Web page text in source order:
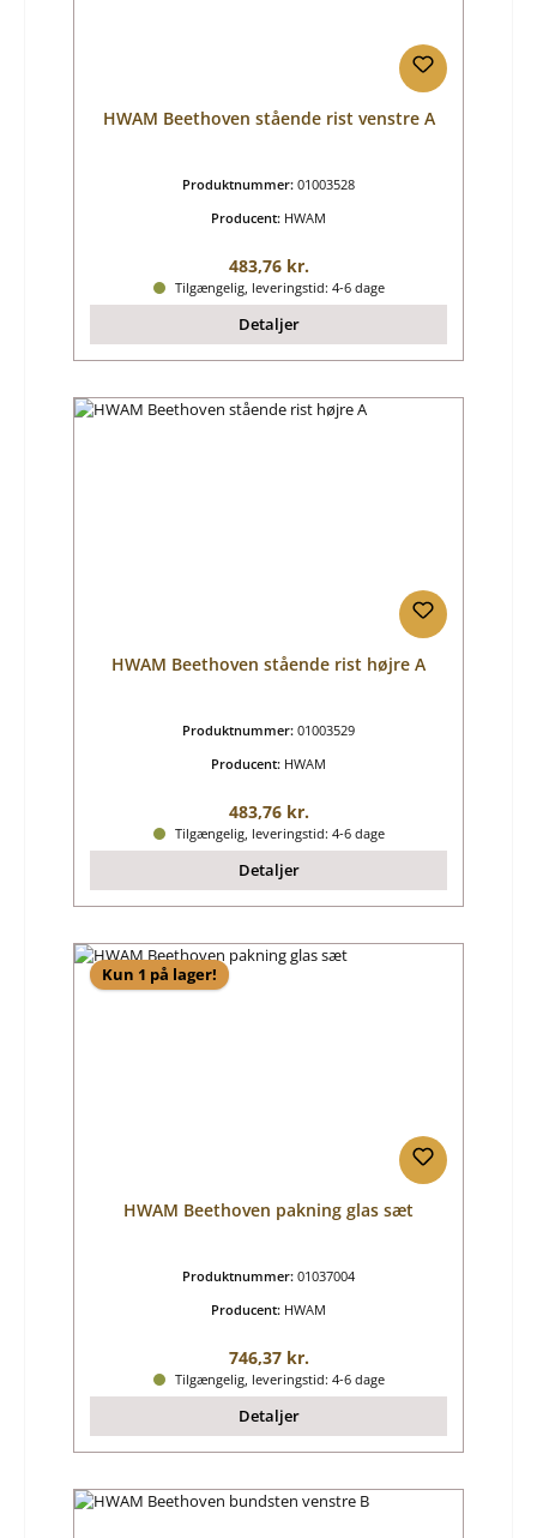
HWAM Beethoven stående rist venstre A
Produktnummer: 01003528
Producent: HWAM
Almindelig pris:
483,76 kr.
Tilgængelig, leveringstid: 4-6 dage
Detaljer
HWAM Beethoven stående rist højre A
Produktnummer: 01003529
Producent: HWAM
Almindelig pris:
483,76 kr.
Tilgængelig, leveringstid: 4-6 dage
Detaljer
Kun 1 på lager!
HWAM Beethoven pakning glas sæt
Produktnummer: 01037004
Producent: HWAM
Almindelig pris:
746,37 kr.
Tilgængelig, leveringstid: 4-6 dage
Detaljer